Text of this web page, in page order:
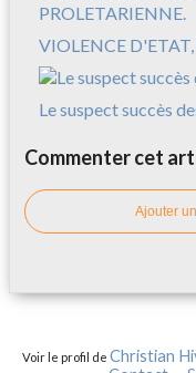
VIOLENCE
Le suspect succès
Commenter cet
Ajouter
Voir le profil deChristian